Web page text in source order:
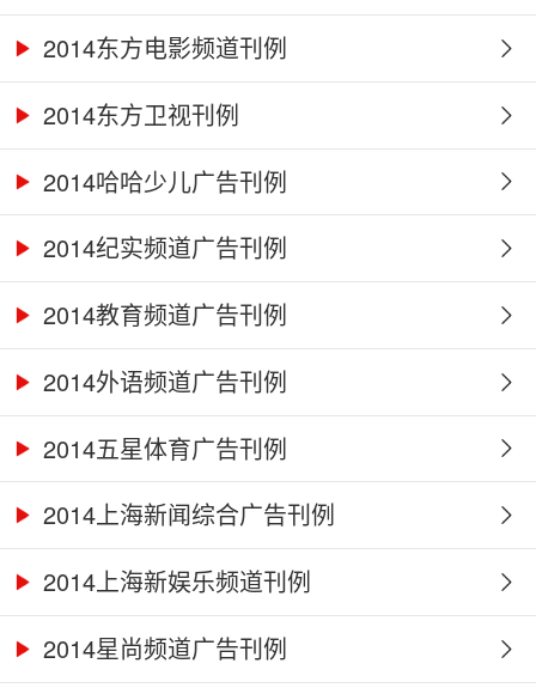
2014东方电影频道刊例
2014东方卫视刊例
2014哈哈少儿广告刊例
2014纪实频道广告刊例
2014教育频道广告刊例
2014外语频道广告刊例
2014五星体育广告刊例
2014上海新闻综合广告刊例
2014上海新娱乐频道刊例
2014星尚频道广告刊例